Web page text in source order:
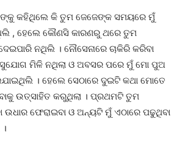
କହିଥିଲେ କି ତୁମ ଜେଜେଙ୍କ ସମୟରେ ମୁଁ
, ହେଲେ କୌଣସି କାରଣରୁ ଥରେ ତୁମ
ନଥିଲି । ନୌସେନାରେ ଚାକିରି କରିବା
ସୁଯୋଗ ମିଳି ନଥିଲା ଓ ଅବସର ପରେ ମୁଁ ମୋ ପୁଅ
। ହେଲେ ସେଠାରେ ଦୁଇଟି କଥା ମୋତେ
ଉତ୍ସାହିତ କରୁଥିଲା । ପ୍ରଥମଟି ତୁମ
ଉଧାର ଫେରାଇବା ଓ ଅନ୍ୟଟି ମୁଁ ଏଠାରେ ପଢୁଥିବା